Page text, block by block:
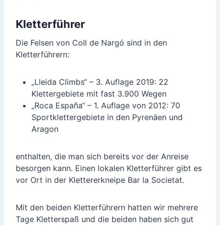
Kletterführer
Die Felsen von Coll de Nargó sind in den
Kletterführern:
„Lleida Climbs“ – 3. Auflage 2019: 22
Klettergebiete mit fast 3.900 Wegen
„Roca España“ – 1. Auflage von 2012: 70
Sportklettergebiete in den Pyrenäen und
Aragon
enthalten, die man sich bereits vor der Anreise
besorgen kann. Einen lokalen Kletterführer gibt es
vor Ort in der Klettererkneipe Bar la Societat.
Mit den beiden Kletterführern hatten wir mehrere
Tage Kletterspaß und die beiden haben sich gut